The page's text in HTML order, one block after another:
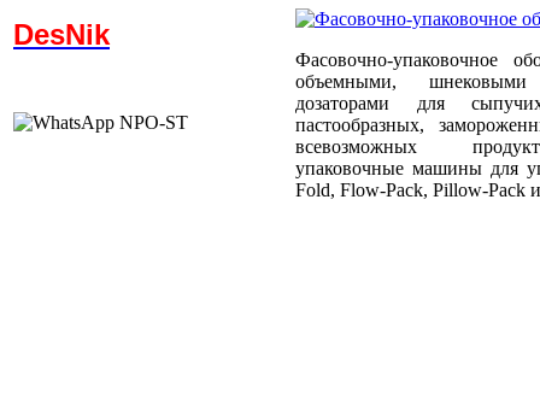
DesNik
Фасовочно-упаковочное
объемными,
дозаторами для
пастообразных,
всевозможных
упаковочные машины для
Fold, Flow-Pack, Pillow-Pack